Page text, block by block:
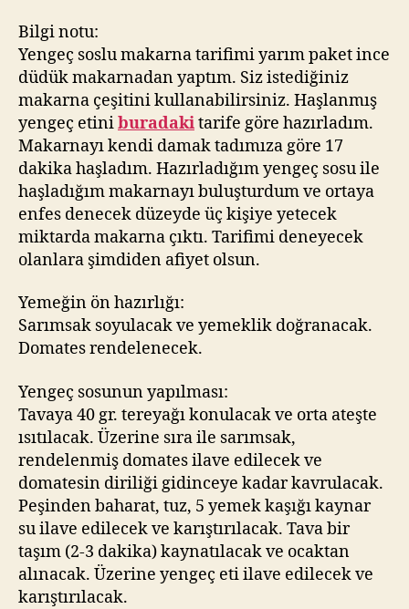
Bilgi notu:
Yengeç soslu makarna tarifimi yarım paket ince
düdük makarnadan yaptım. Siz istediğiniz
makarna çeşitini kullanabilirsiniz. Haşlanmış
yengeç etiniburadakitarife göre hazırladım.
Makarnayı kendi damak tadımıza göre 17
dakika haşladım. Hazırladığım yengeç sosu ile
haşladığım makarnayı buluşturdum ve ortaya
enfes denecek düzeyde üç kişiye yetecek
miktarda makarna çıktı. Tarifimi deneyecek
olanlara şimdiden afiyet olsun.
Yemeğin ön hazırlığı:
Sarımsak soyulacak ve yemeklik doğranacak.
Domates rendelenecek.
Yengeç sosunun yapılması:
Tavaya 40 gr. tereyağı konulacak ve orta ateşte
ısıtılacak. Üzerine sıra ile sarımsak,
rendelenmiş domates ilave edilecek ve
domatesin diriliği gidinceye kadar kavrulacak.
Peşinden baharat, tuz, 5 yemek kaşığı kaynar
su ilave edilecek ve karıştırılacak. Tava bir
taşım (2-3 dakika) kaynatılacak ve ocaktan
alınacak. Üzerine yengeç eti ilave edilecek ve
karıştırılacak.